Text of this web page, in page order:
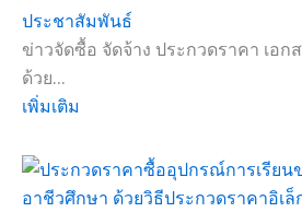
ประชาสัมพันธ์
ข่าวจัดซื้อ จัดจ้าง ประกวดราคา เอก
ด้วย...
เพิ่มเติม